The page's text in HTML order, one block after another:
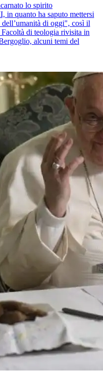
lo spirito
in quanto ha saputo mettersi
di oggi", così il
di teologia rivisita in
alcuni temi del